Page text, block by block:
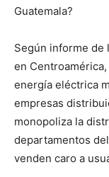
Guatemala?
Según informe de
en
energía eléctrica
empresas
monopoliza la
departamentos
venden caro a